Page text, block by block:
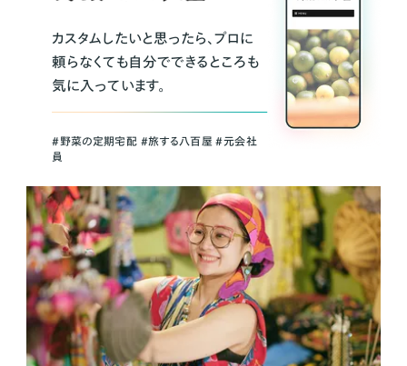
カスタムしたいと思ったら、プロに
頼らなくても自分でできるところも
気に入っています。
＃野菜の定期宅配 ＃旅する八百屋 ＃元会社
員